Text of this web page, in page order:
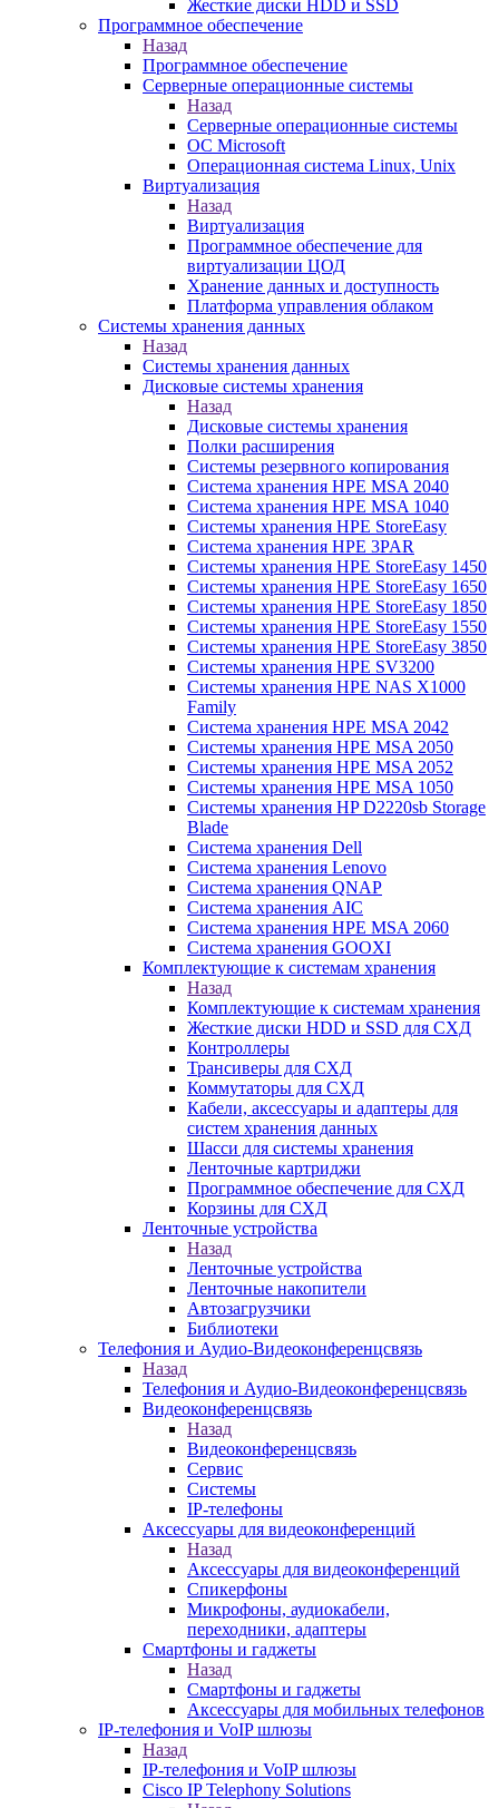
Жесткие диски HDD и SSD
Программное обеспечение
Назад
Программное обеспечение
Серверные операционные системы
Назад
Серверные операционные системы
ОС Microsoft
Операционная система Linux, Unix
Виртуализация
Назад
Виртуализация
Программное обеспечение для
виртуализации ЦОД
Хранение данных и доступность
Платформа управления облаком
Системы хранения данных
Назад
Системы хранения данных
Дисковые системы хранения
Назад
Дисковые системы хранения
Полки расширения
Системы резервного копирования
Система хранения HPE MSA 2040
Система хранения HPE MSA 1040
Системы хранения HPE StoreEasy
Система хранения HPE 3PAR
Системы хранения HPE StoreEasy 1450
Системы хранения HPE StoreEasy 1650
Системы хранения HPE StoreEasy 1850
Системы хранения HPE StoreEasy 1550
Системы хранения HPE StoreEasy 3850
Системы хранения HPE SV3200
Системы хранения HPE NAS X1000
Family
Система хранения HPE MSA 2042
Системы хранения HPE MSA 2050
Системы хранения HPE MSA 2052
Системы хранения HPE MSA 1050
Системы хранения HP D2220sb Storage
Blade
Система хранения Dell
Система хранения Lenovo
Система хранения QNAP
Система хранения AIC
Система хранения HPE MSA 2060
Система хранения GOOXI
Комплектующие к системам хранения
Назад
Комплектующие к системам хранения
Жесткие диски HDD и SSD для СХД
Контроллеры
Трансиверы для СХД
Коммутаторы для СХД
Кабели, аксессуары и адаптеры для
систем хранения данных
Шасси для системы хранения
Ленточные картриджи
Программное обеспечение для СХД
Корзины для СХД
Ленточные устройства
Назад
Ленточные устройства
Ленточные накопители
Автозагрузчики
Библиотеки
Телефония и Аудио-Видеоконференцсвязь
Назад
Телефония и Аудио-Видеоконференцсвязь
Видеоконференцсвязь
Назад
Видеоконференцсвязь
Сервис
Системы
IP-телефоны
Аксессуары для видеоконференций
Назад
Аксессуары для видеоконференций
Спикерфоны
Микрофоны, аудиокабели,
переходники, адаптеры
Смартфоны и гаджеты
Назад
Смартфоны и гаджеты
Аксессуары для мобильных телефонов
IP-телефония и VoIP шлюзы
Назад
IP-телефония и VoIP шлюзы
Cisco IP Telephony Solutions